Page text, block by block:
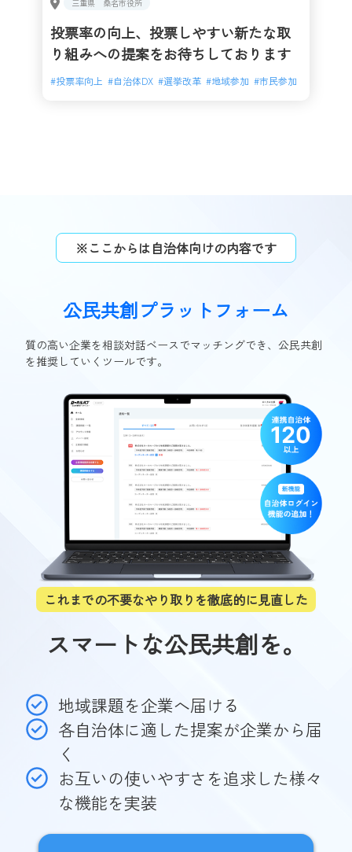
三重県
桑名市役所
投票率の向上、投票しやすい新たな取
り組みへの提案をお待ちしております
#投票率向上 #自治体DX #選挙改革 #地域参加 #市民参加
※ここからは自治体向けの内容です
公民共創プラットフォーム
質の高い企業を相談対話ベースでマッチングでき、公民共創
を推奨していくツールです。
これまでの不要なやり取りを徹底的に見直した
スマートな公民共創を。
地域課題を企業へ届ける
各自治体に適した提案が企業から届
く
お互いの使いやすさを追求した様々
な機能を実装